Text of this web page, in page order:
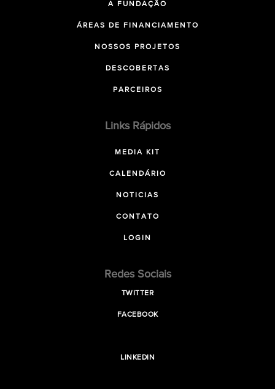
A FUNDAÇÃO
ÁREAS DE FINANCIAMENTO
NOSSOS PROJETOS
DESCOBERTAS
PARCEIROS
Links Rápidos
MEDIA KIT
CALENDÁRIO
NOTICIAS
CONTATO
LOGIN
Redes Sociais
TWITTER
FACEBOOK
LINKEDIN